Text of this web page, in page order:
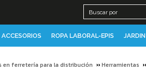
ACCESORIOS ROPA LABORAL-EPIS JARDIN
en ferretería para la distribución Herramientas